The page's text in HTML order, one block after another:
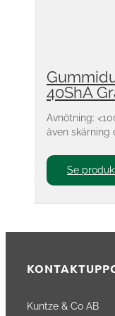
40ShA
Avnötning:
även skärning
Se
Kuntze & Co AB